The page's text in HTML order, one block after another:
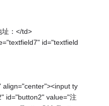
址：</td>
id="textfield
align="center"><input ty
id="button2" value="注